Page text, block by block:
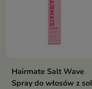
Hairmate Salt Wave
Spray do włosów z